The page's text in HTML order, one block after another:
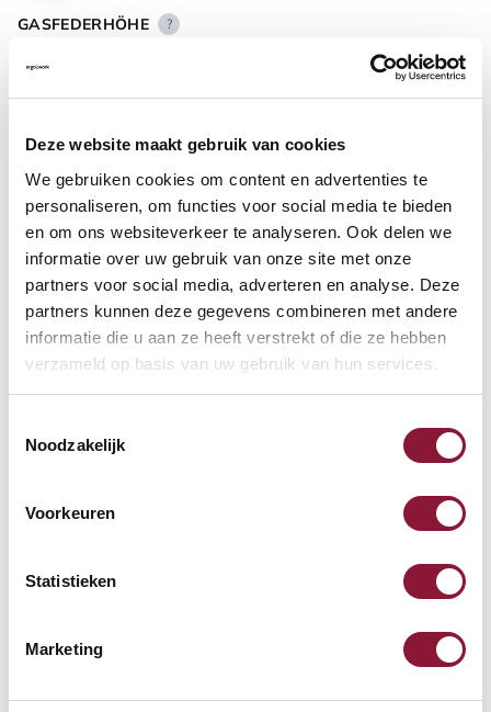
Deze website maakt gebruik van cookies
We gebruiken cookies om content en advertenties te
personaliseren, om functies voor social media te bieden
en om ons websiteverkeer te analyseren. Ook delen we
informatie over uw gebruik van onze site met onze
partners voor social media, adverteren en analyse. Deze
partners kunnen deze gegevens combineren met andere
informatie die u aan ze heeft verstrekt of die ze hebben
verzameld op basis van uw gebruik van hun services.
Noodzakelijk
Voorkeuren
Statistieken
Marketing
GASFEDERHÖHE ?
FUSSRING ?
FUSSRING AUS POLIERTEM ALUMINIUM ?
Verfügbar